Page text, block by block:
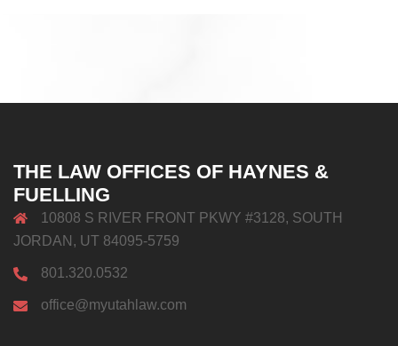
THE LAW OFFICES OF HAYNES &
FUELLING
10808 S RIVER FRONT PKWY #3128, SOUTH
JORDAN, UT 84095-5759
801.320.0532
office@myutahlaw.com